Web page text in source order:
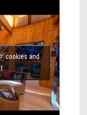
cookies and